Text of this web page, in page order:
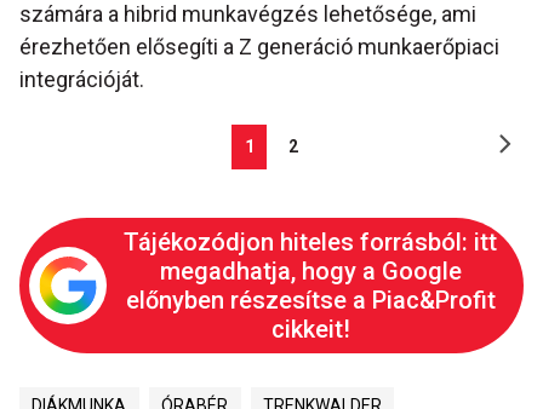
számára a hibrid munkavégzés lehetősége, ami
érezhetően elősegíti a Z generáció munkaerőpiaci
integrációját.
1 2
Tájékozódjon hiteles forrásból: itt
megadhatja, hogy a Google
előnyben részesítse a Piac&Profit
cikkeit!